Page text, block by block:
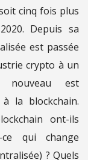
cinq fois plus
Depuis sa
est passée
crypto à un
nouveau est
la blockchain.
ont-ils
qui change
? Quels